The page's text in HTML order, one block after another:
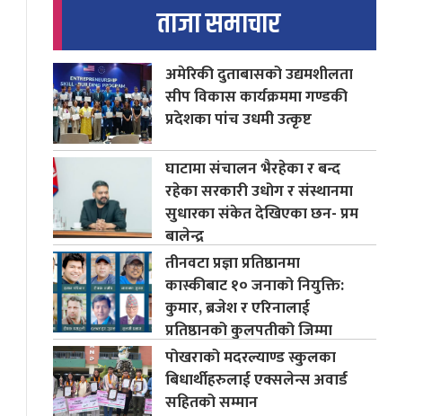
ताजा समाचार
अमेरिकी दुताबासको उद्यमशीलता
सीप विकास कार्यक्रममा गण्डकी
प्रदेशका पांच उधमी उत्कृष्ट
घाटामा संचालन भैरहेका र बन्द
रहेका सरकारी उधोग र संस्थानमा
सुधारका संकेत देखिएका छन- प्रम
बालेन्द्र
तीनवटा प्रज्ञा प्रतिष्ठानमा
कास्कीबाट १० जनाको नियुक्ति:
कुमार, ब्रजेश र एरिनालाई
प्रतिष्ठानको कुलपतीको जिम्मा
पोखराको मदरल्याण्ड स्कुलका
बिधार्थीहरुलाई एक्सलेन्स अवार्ड
सहितको सम्मान